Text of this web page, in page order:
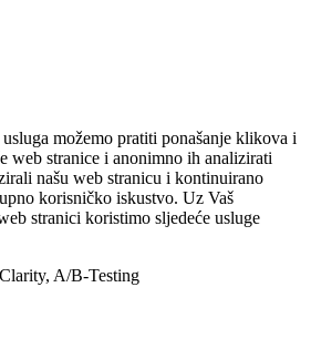
možemo pratiti ponašanje klikova i
web stranice i anonimno ih analizirati
našu web stranicu i kontinuirano
korisničko iskustvo. Uz Vaš
stranici koristimo sljedeće usluge
A/B-Testing